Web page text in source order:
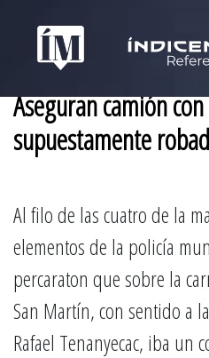
Aseguran camión
supuestamente
Al filo de las cuatro de la
elementos de la policía
percaraton que sobre la
San Martín, con sentido a
Rafael Tenanyecac, iba un